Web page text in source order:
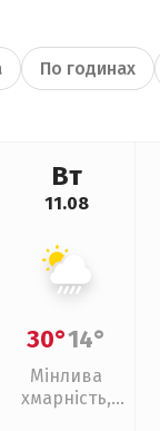
По годинах
Вт
11.08
30°14°
Мінлива
хмарність,